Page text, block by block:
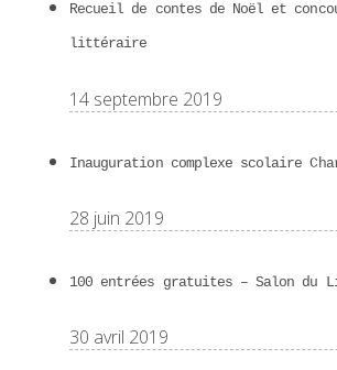
Recueil de contes de Noël et
littéraire
14 septembre 2019
Inauguration complexe scolaire
28 juin 2019
100 entrées gratuites – Salon du
30 avril 2019